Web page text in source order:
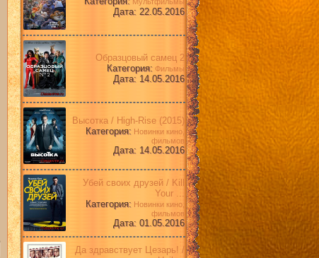
Дата: 22.05.2016
Образцовый самец 2
Категория: Фильмы
Дата: 14.05.2016
Высотка / High-Rise (2015)
Категория: Новинки кино,
фильмов
Дата: 14.05.2016
Убей своих друзей / Kill
Your ...
Категория: Новинки кино,
фильмов
Дата: 01.05.2016
Да здравствует Цезарь! /